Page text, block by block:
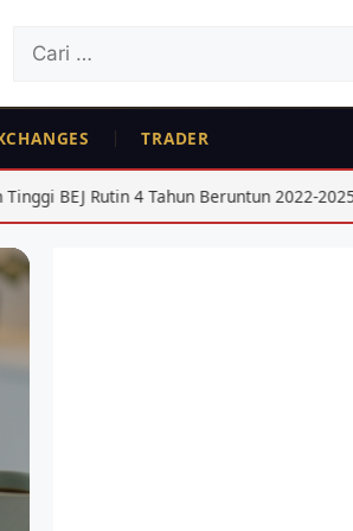
Cari
TRADER
4 Tahun Beruntun 2022-2025